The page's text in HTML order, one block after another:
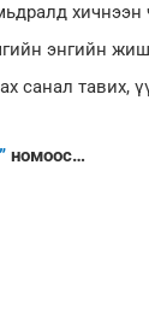
энгийн
санал тавих,
номоос…